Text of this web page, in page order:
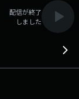
式LINEは
配信が終了
しました